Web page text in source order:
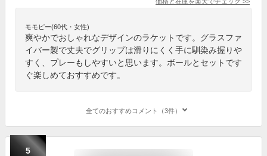
モモピー(60代・女性)
爽やかでおしゃれなデザインのラケットです。グラスファ
イバー製で丈夫でグリップは滑りにくく手に馴染み握りや
すく、プレーもしやすいと思います。ボールとセットです
ぐ楽しめておすすめです。
全てのおすすめコメント（3件）
5